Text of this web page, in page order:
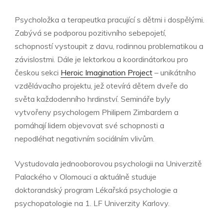
Psycholožka a terapeutka pracující s dětmi i dospělými.
Zabývá se podporou pozitivního sebepojetí,
schopností vystoupit z davu, rodinnou problematikou a
závislostmi. Dále je lektorkou a koordinátorkou pro
českou sekci Heroic Imagination Project – unikátního
vzdělávacího projektu, jež otevírá dětem dveře do
světa každodenního hrdinství. Semináře byly
vytvořeny psychologem Philipem Zimbardem a
pomáhají lidem objevovat své schopnosti a
nepodléhat negativním sociálním vlivům.
Vystudovala jednooborovou psychologii na Univerzitě
Palackého v Olomouci a aktuálně studuje
doktorandský program Lékařská psychologie a
psychopatologie na 1. LF Univerzity Karlovy.